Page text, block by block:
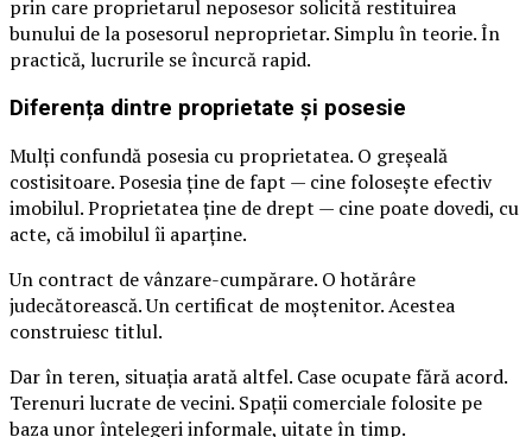
prin care proprietarul neposesor solicită restituirea
bunului de la posesorul neproprietar. Simplu în teorie. În
practică, lucrurile se încurcă rapid.
Diferența dintre proprietate și posesie
Mulți confundă posesia cu proprietatea. O greșeală
costisitoare. Posesia ține de fapt — cine folosește efectiv
imobilul. Proprietatea ține de drept — cine poate dovedi, cu
acte, că imobilul îi aparține.
Un contract de vânzare-cumpărare. O hotărâre
judecătorească. Un certificat de moștenitor. Acestea
construiesc titlul.
Dar în teren, situația arată altfel. Case ocupate fără acord.
Terenuri lucrate de vecini. Spații comerciale folosite pe
baza unor înțelegeri informale, uitate în timp.